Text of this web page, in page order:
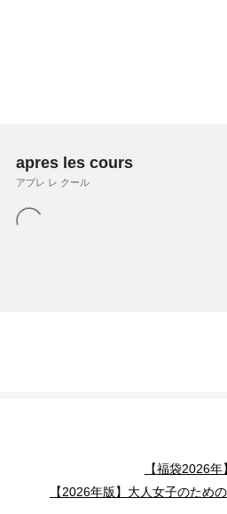
apres les cours
アプレ レ クール
【福袋2026
【2026年版】大人女子のため